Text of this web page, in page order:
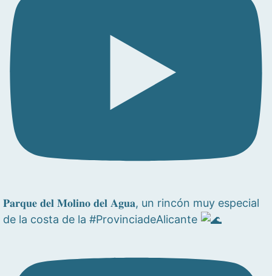
𝐏𝐚𝐫𝐪𝐮𝐞 𝐝𝐞𝐥 𝐌𝐨𝐥𝐢𝐧𝐨 𝐝𝐞𝐥 𝐀𝐠𝐮𝐚, un rincón muy especial
de la costa de la #ProvinciadeAlicante